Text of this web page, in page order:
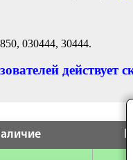
030444, 30444.
действует